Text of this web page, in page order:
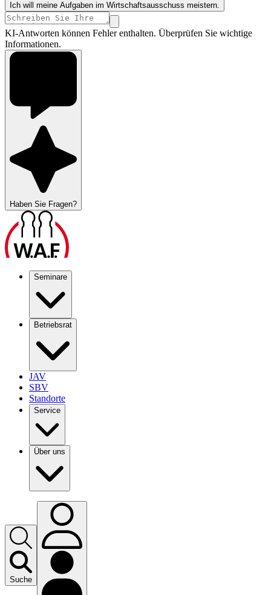
Ich will meine Aufgaben im Wirtschaftsausschuss meistern.
KI-Antworten können Fehler enthalten. Überprüfen Sie wichtige
Informationen.
Haben Sie Fragen?
Seminare
Betriebsrat
JAV
SBV
Standorte
Service
Über uns
Suche